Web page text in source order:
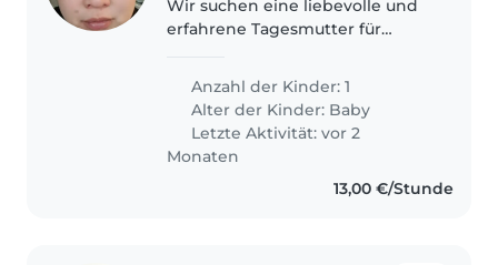
Wir suchen eine liebevolle und
erfahrene Tagesmutter für
Baby ist ein ruhiges,
spielerisches und liebevolles
Kind, das viel Zuneigung und
Aufmerksamkeit..
Anzahl der Kinder: 1
Alter der Kinder: Baby
Letzte Aktivität: vor 2
Monaten
13,00 €/Stunde